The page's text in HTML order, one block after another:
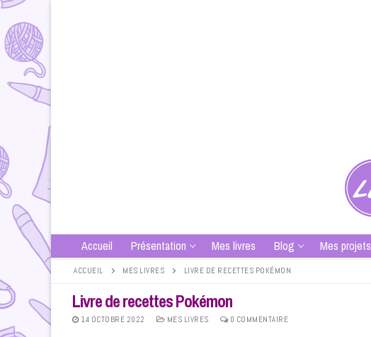
Accueil Présentation Mes livres Blog Mes projets
ACCUEIL MES LIVRES LIVRE DE RECETTES POKÉMON
Livre de recettes Pokémon
14 OCTOBRE 2022 MES LIVRES 0 COMMENTAIRE